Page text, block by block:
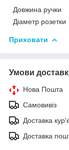
Довжина ручки
Діаметр розетки
Приховати
Умови
Нова Пошта
Самовивіз
Доставка
Доставка